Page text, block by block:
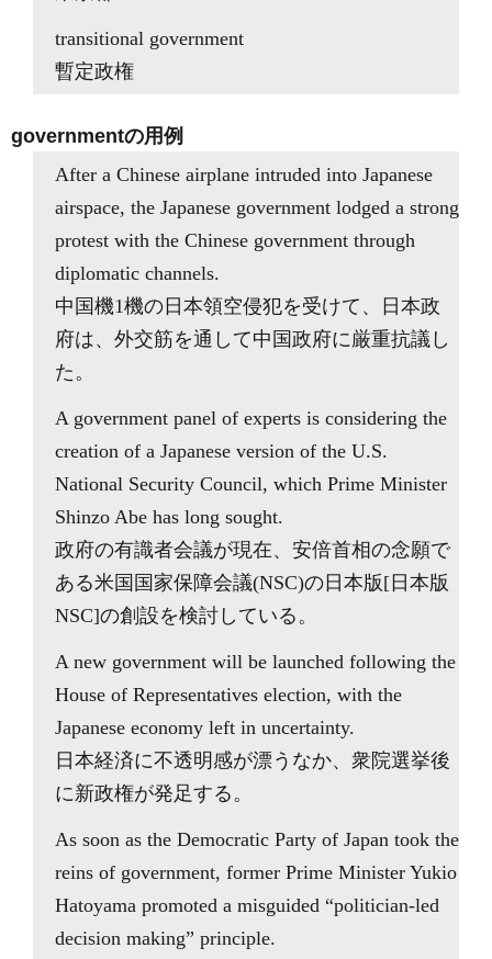
transitional government
暫定政権
governmentの用例
After a Chinese airplane intruded into Japanese
airspace, the Japanese government lodged a strong
protest with the Chinese government through
diplomatic channels.
中国機1機の日本領空侵犯を受けて、日本政
府は、外交筋を通して中国政府に厳重抗議し
た。
A government panel of experts is considering the
creation of a Japanese version of the U.S.
National Security Council, which Prime Minister
Shinzo Abe has long sought.
政府の有識者会議が現在、安倍首相の念願で
ある米国国家保障会議(NSC)の日本版[日本版
NSC]の創設を検討している。
A new government will be launched following the
House of Representatives election, with the
Japanese economy left in uncertainty.
日本経済に不透明感が漂うなか、衆院選挙後
に新政権が発足する。
As soon as the Democratic Party of Japan took the
reins of government, former Prime Minister Yukio
Hatoyama promoted a misguided “politician-led
decision making” principle.